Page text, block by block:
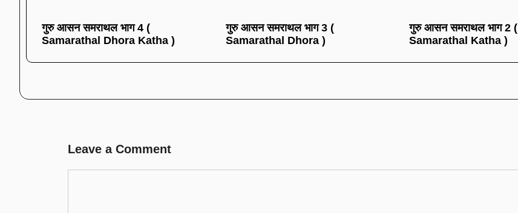
गुरु आसन समराथल भाग 4 (
Samarathal Dhora Katha )
गुरु आसन समराथल भाग 3 (
Samarathal Dhora )
गुरु आसन समराथल भाग 2 (
Samarathal Katha )
Leave a Comment